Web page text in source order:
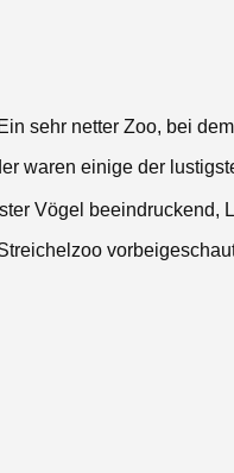
sehr netter Zoo, bei
waren einige der
Vögel